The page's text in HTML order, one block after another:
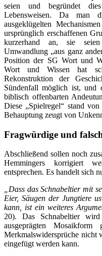
seien und begründet
Lebensweisen. Da man
ausgeklügelten
ursprünglich erschaffenen
kurzerhand an, sie
Umwandlung „aus ganz
Position der SG Wort und
Wort und Wissen hat
Rekonstruktion der
Sündenfall möglich ist, und
biblisch offenbarten
Diese „Spielregel“ stand
Behauptung zeugt von
Fragwürdige und
Abschließend sollen noch
Hemmingers korrigiert
entsprechen. Es handelt sich
„Dass das Schnabeltier mit
Eier, Säugen der Jungtiere
kann, ist ein weiteres
20). Das Schnabeltier
ausgeprägten
Merkmalswidersprüche nicht
eingefügt werden kann.